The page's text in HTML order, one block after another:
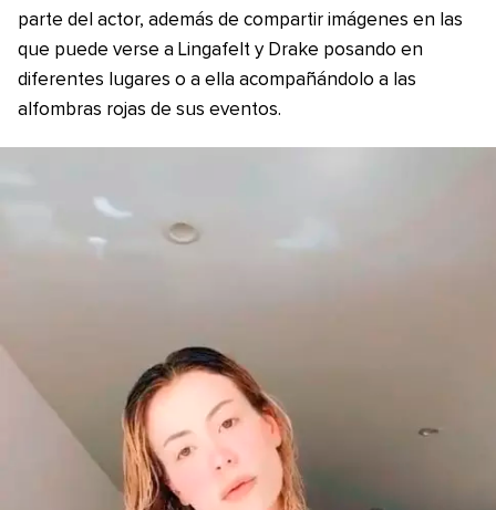
parte del actor, además de compartir imágenes en las
que puede verse a Lingafelt y Drake posando en
diferentes lugares o a ella acompañándolo a las
alfombras rojas de sus eventos.